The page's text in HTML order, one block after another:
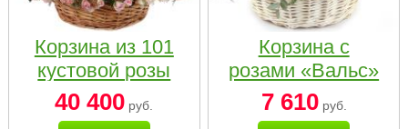
Корзина из 101
кустовой розы
нежных тонов
40 400 руб.
Корзина с
розами «Вальс»
7 610руб.